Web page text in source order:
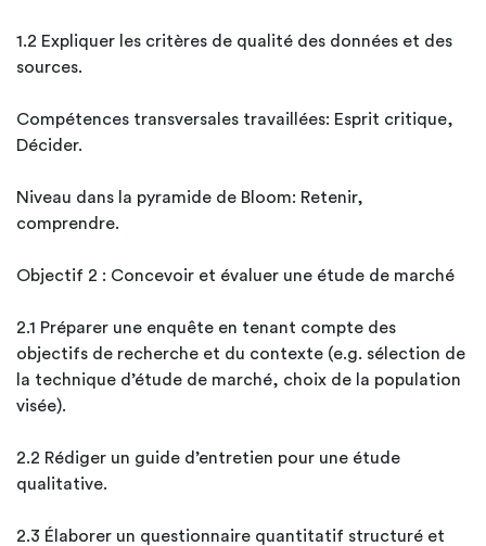
1.2 Expliquer les critères de qualité des données et des
sources.
Compétences transversales travaillées: Esprit critique,
Décider.
Niveau dans la pyramide de Bloom: Retenir,
comprendre.
Objectif 2 : Concevoir et évaluer une étude de marché
2.1 Préparer une enquête en tenant compte des
objectifs de recherche et du contexte (e.g. sélection de
la technique d’étude de marché, choix de la population
visée).
2.2 Rédiger un guide d’entretien pour une étude
qualitative.
2.3 Élaborer un questionnaire quantitatif structuré et